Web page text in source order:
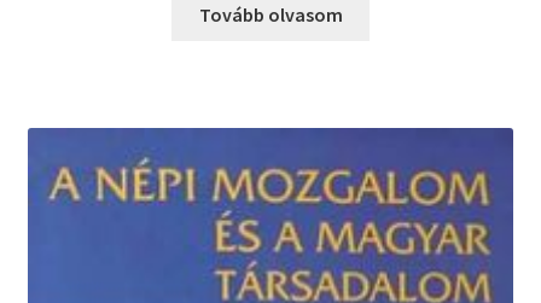
Tovább olvasom